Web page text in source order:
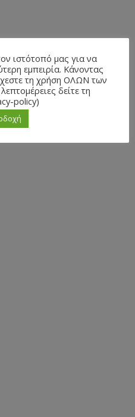
ιστότοπό μας για να
εμπειρία. Κάνοντας
τη χρήση ΟΛΩΝ των
δείτε τη
policy)